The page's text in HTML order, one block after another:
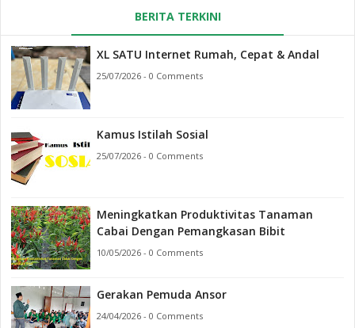
BERITA TERKINI
XL SATU Internet Rumah, Cepat & Andal
25/07/2026 - 0 Comments
Kamus Istilah Sosial
25/07/2026 - 0 Comments
Meningkatkan Produktivitas Tanaman
Cabai Dengan Pemangkasan Bibit
10/05/2026 - 0 Comments
Gerakan Pemuda Ansor
24/04/2026 - 0 Comments